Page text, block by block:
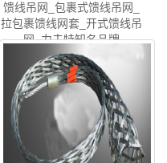
馈线吊网_包裹式馈线吊网_
拉包裹馈线网套_开式馈线吊
网_力夫特知名品牌